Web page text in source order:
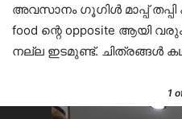
അവസാനം ഗൂഗിൾ മാപ്പ് തപ്പി
food ന്റെ opposite ആയി
നല്ല ഇടമുണ്ട്. ചിത്രങ്ങൾ
1